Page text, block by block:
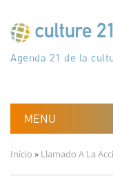
القرن 21 للثقافةПрограма 21 за
Agenda 21 de la
Agjenda 21 për
Agenda 21 van
Agenda 21 for culture
Kulturaren Agenda
Agenda 21 de la
Axenda 21 da cultura
Agenda 21 für Kultur
Agenda 21 della
文化のためのアジェ
21 برای فرهنگAgenda 21 dla
Agenda 21 da cultura
Повестка дня 21 для
Agenda 21 za kulturu
Agenda 21 de la
Agenda 21 för
Kültür için Gündem
Порядок денний 21
Ruta de
Inicio Llamado A La